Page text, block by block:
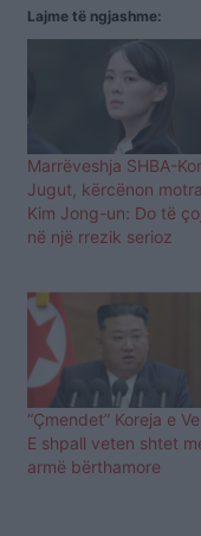
Lajme të ngjashme:
Marrëveshja SHBA-
Jugut, kërcënon
Kim Jong-un: Do të
në një rrezik serioz
“Çmendet” Koreja e
E shpall veten shtet
armë bërthamore